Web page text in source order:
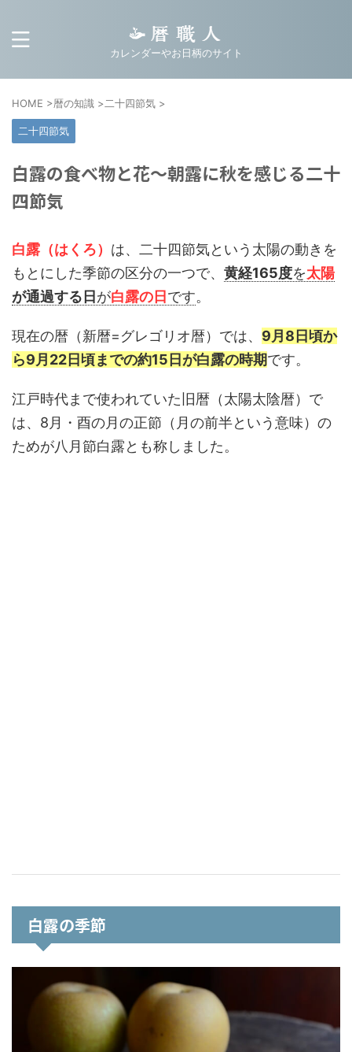
カレンダーやお日柄のサイト
HOME >暦の知識 >二十四節気 >
二十四節気
白露の食べ物と花～朝露に秋を感じる二十
四節気
白露（はくろ） は、二十四節気という太陽の動きを
もとにした季節の区分の一つで、 黄経165度を太陽
が通過する日 が白露の日 です。
現在の暦（新暦=グレゴリオ暦）では、 9月8日頃か
ら9月22日頃までの約15日が白露の時期です。
江戸時代まで使われていた旧暦（太陽太陰暦）で
は、8月・酉の月の正節（月の前半という意味）の
ためが八月節白露とも称しました。
白露の季節